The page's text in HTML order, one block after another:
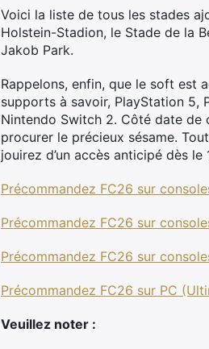
Voici la liste de tous les stades
Holstein-Stadion, le Stade de la
Jakob Park.
Rappelons, enfin, que le soft est
supports à savoir, PlayStation 5,
Nintendo Switch 2. Côté date de
procurer le précieux sésame.
jouirez d’un accès anticipé dès
Précommandez FC26 sur
Précommandez FC26 sur
Précommandez FC26 sur
Précommandez FC26 sur PC
Veuillez noter :